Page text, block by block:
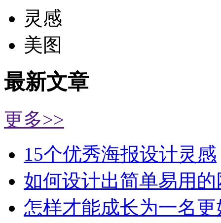
灵感
美图
最新文章
更多>>
15个优秀海报设计灵感
如何设计出简单易用的
怎样才能成长为一名更